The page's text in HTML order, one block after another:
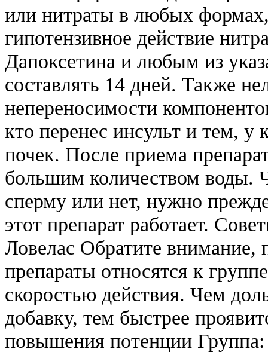
или нитраты в любых
гипотензивное действие
Дапоксетина и любым из
составлять 14 дней. Также
непереносимости
кто перенес инсульт и тем, у
почек. После приема
большим количеством воды.
сперму или нет, нужно
этот препарат работает.
Ловелас Обратите внимание,
препараты относятся к
скоростью действия. Чем
добавку, тем быстрее
повышения потенции